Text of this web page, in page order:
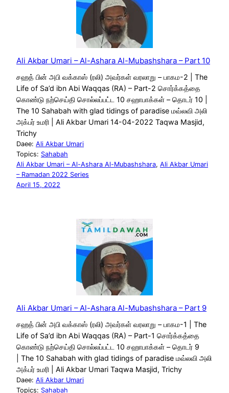
Ali Akbar Umari – Al-Ashara Al-Mubashshara – Part 10
சஹத் பின் அபி வக்காஸ் (ரலி) அவர்கள் வரலாறு – பாகம-2 | The
Life of Sa’d ibn Abi Waqqas (RA) – Part-2 சொர்க்கத்தை
கொண்டு நற்செய்தி சொல்லப்பட்ட 10 சஹாபாக்கள் – தொடர் 10 |
The 10 Sahabah with glad tidings of paradise மவ்லவி அலி
அக்பர் உமரி | Ali Akbar Umari 14-04-2022 Taqwa Masjid,
Trichy
Daee: Ali Akbar Umari
Topics: Sahabah
Ali Akbar Umari – Al-Ashara Al-Mubashshara, Ali Akbar Umari
– Ramadan 2022 Series
April 15, 2022
Ali Akbar Umari – Al-Ashara Al-Mubashshara – Part 9
சஹத் பின் அபி வக்காஸ் (ரலி) அவர்கள் வரலாறு – பாகம-1 | The
Life of Sa’d ibn Abi Waqqas (RA) – Part-1 சொர்க்கத்தை
கொண்டு நற்செய்தி சொல்லப்பட்ட 10 சஹாபாக்கள் – தொடர் 9
| The 10 Sahabah with glad tidings of paradise மவ்லவி அலி
அக்பர் உமரி | Ali Akbar Umari Taqwa Masjid, Trichy
Daee: Ali Akbar Umari
Topics: Sahabah